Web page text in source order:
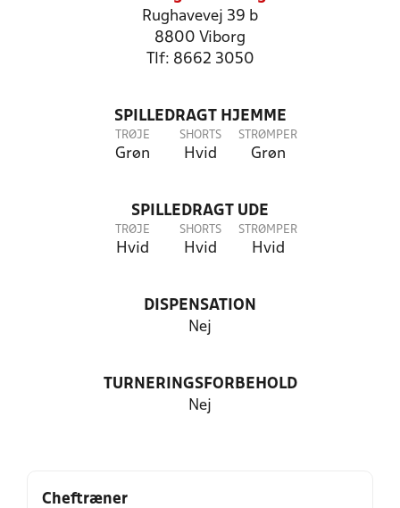
Rughavevej 39 b
8800 Viborg
Tlf: 8662 3050
SPILLEDRAGT HJEMME
TRØJE
Grøn
SHORTS
Hvid
STRØMPER
Grøn
SPILLEDRAGT UDE
TRØJE
Hvid
SHORTS
Hvid
STRØMPER
Hvid
DISPENSATION
Nej
TURNERINGSFORBEHOLD
Nej
Cheftræner